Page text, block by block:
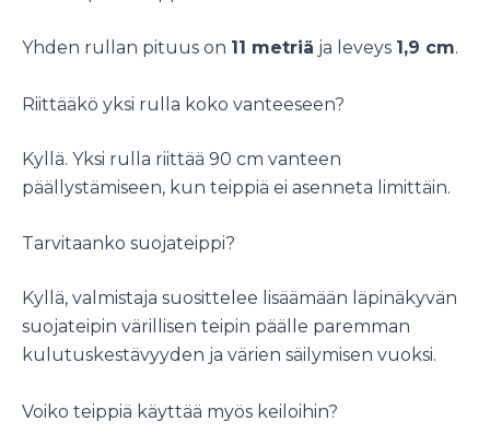
Yhden rullan pituus on 11 metriä ja leveys 1,9 cm.
Riittääkö yksi rulla koko vanteeseen?
Kyllä. Yksi rulla riittää 90 cm vanteen
päällystämiseen, kun teippiä ei asenneta limittäin.
Tarvitaanko suojateippi?
Kyllä, valmistaja suosittelee lisäämään läpinäkyvän
suojateipin värillisen teipin päälle paremman
kulutuskestävyyden ja värien säilymisen vuoksi.
Voiko teippiä käyttää myös keiloihin?